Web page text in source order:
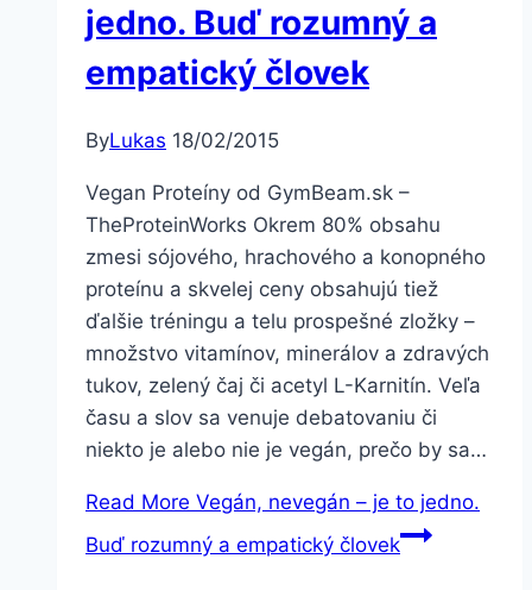
jedno. Buď rozumný a
empatický človek
ByLukas 18/02/2015
Vegan Proteíny od GymBeam.sk –
TheProteinWorks Okrem 80% obsahu
zmesi sójového, hrachového a konopného
proteínu a skvelej ceny obsahujú tiež
ďalšie tréningu a telu prospešné zložky –
množstvo vitamínov, minerálov a zdravých
tukov, zelený čaj či acetyl L-Karnitín. Veľa
času a slov sa venuje debatovaniu či
niekto je alebo nie je vegán, prečo by sa…
Read More Vegán, nevegán – je to jedno.
Buď rozumný a empatický človek